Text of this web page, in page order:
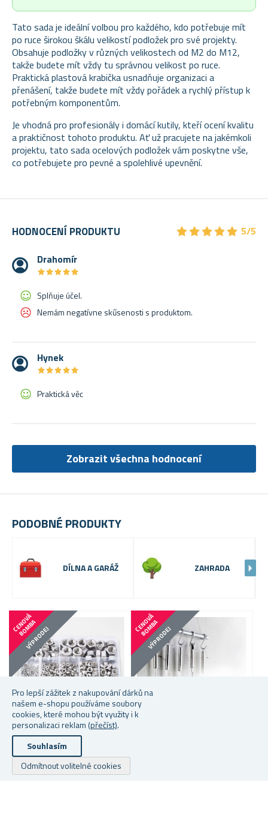
Pro lepší zážitek z nakupování dárků na
našem e-shopu používáme soubory
cookies, které mohou být využity i k
personalizaci reklam (přečíst).
Souhlasím
Odmítnout volitelné cookies
Tato sada je ideální volbou pro každého, kdo potřebuje mít
po ruce širokou škálu velikostí podložek pro své projekty.
Obsahuje podložky v různých velikostech od M2 do M12,
takže budete mít vždy tu správnou velikost po ruce.
Praktická plastová krabička usnadňuje organizaci a
přenášení, takže budete mít vždy pořádek a rychlý přístup k
potřebným komponentům.
Je vhodná pro profesionály i domácí kutily, kteří ocení kvalitu
a praktičnost tohoto produktu. Ať už pracujete na jakémkoli
projektu, tato sada ocelových podložek vám poskytne vše,
co potřebujete pro pevné a spolehlivé upevnění.
PODOBNÉ PRODUKTY
DÍLNA A GARÁŽ ZAHRADA
C
E
N
O
V
Á
B
O
M
B
A
VÝPRODEJ
SADA ŠESTIHRANNÝCH
MATIC 315 KS
C
E
N
O
V
Á
B
O
M
B
A
VÝPRODEJ
HODNOCENÍ PRODUKTU ★★★★★
★★★★★ 5/5
Drahomír
★★★★★
★★★★★
Splňuje účel.
Nemám negatívne skűsenosti s produktom.
Hynek
★★★★★
★★★★★
Praktická věc
Zobrazit všechna hodnocení